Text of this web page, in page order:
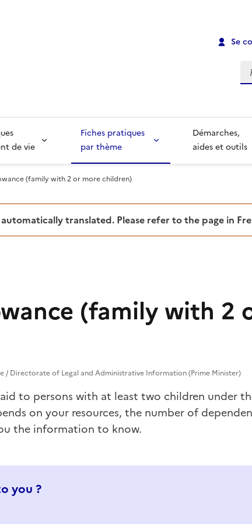
Se
de vie
Fiches pratiques
par thème
Démarches,
aides et outils
(family with 2 or more children)
automatically translated. Please refer to the page in
(family with 2
/ Directorate of Legal and Administrative Information (Prime Minister)
to persons with at least two children under
on your resources, the number of
the information to know.
you ?